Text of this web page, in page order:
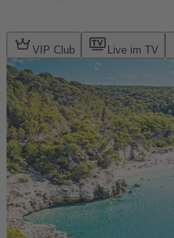
VIP Club Live im TV